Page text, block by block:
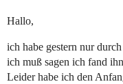
Hallo,
ich habe gestern nur
ich muß sagen ich fand
Leider habe ich den